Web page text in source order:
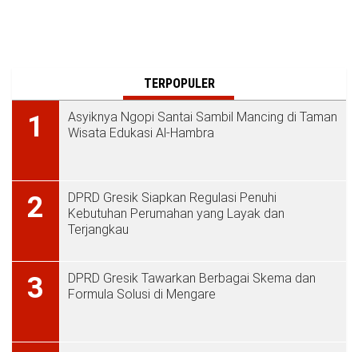
TERPOPULER
1
Asyiknya Ngopi Santai Sambil Mancing di Taman
Wisata Edukasi Al-Hambra
2
DPRD Gresik Siapkan Regulasi Penuhi
Kebutuhan Perumahan yang Layak dan
Terjangkau
3
DPRD Gresik Tawarkan Berbagai Skema dan
Formula Solusi di Mengare